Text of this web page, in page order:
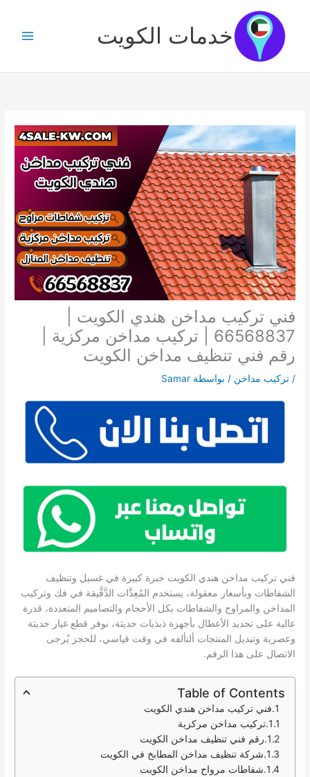
المحتوى
خدمات الكويت
فني تركيب مداخن هندي الكويت |
66568837 | تركيب مداخن مركزية |
رقم فني تنظيف مداخن الكويت
/تركيب مداخن / بواسطة Samar
فني تركيب مداخن هندي الكويت خبرة كبيرة في غسيل وتنظيف
الشفاطات وبأسعار معقولة، يستخدم المُعِدَّات الدَّقَّيقة في فك وتركيب
المداخن والمراوح والشفاطات بكل الأحجام والتصاميم المتعددة، قدرة
عالية على تحديد الأعطال بأجهزة ذبذبات حديثة، نوفر قطع غيار حديثة
وعصرية وتبديل المنتجات ألتألفه في وقت قياسي، للحجز يُرجى
الاتصال على هذا الرقم.
Table of Contents
فني تركيب مداخن هندي الكويت
تركيب مداخن مركزية
رقم فني تنظيف مداخن الكويت
شركة تنظيف مداخن المطابخ في الكويت
شفاطات مرواح مداخن الكويت